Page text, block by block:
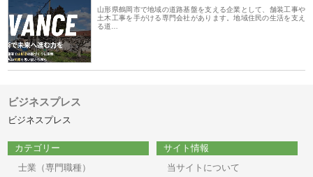
山形県鶴岡市で地域の道路基盤を支える企業として、舗装工事や
土木工事を手がける専門会社があります。地域住民の生活を支え
る道…
ビジネスプレス
ビジネスプレス
カテゴリー
士業（専門職種）
サイト情報
当サイトについて